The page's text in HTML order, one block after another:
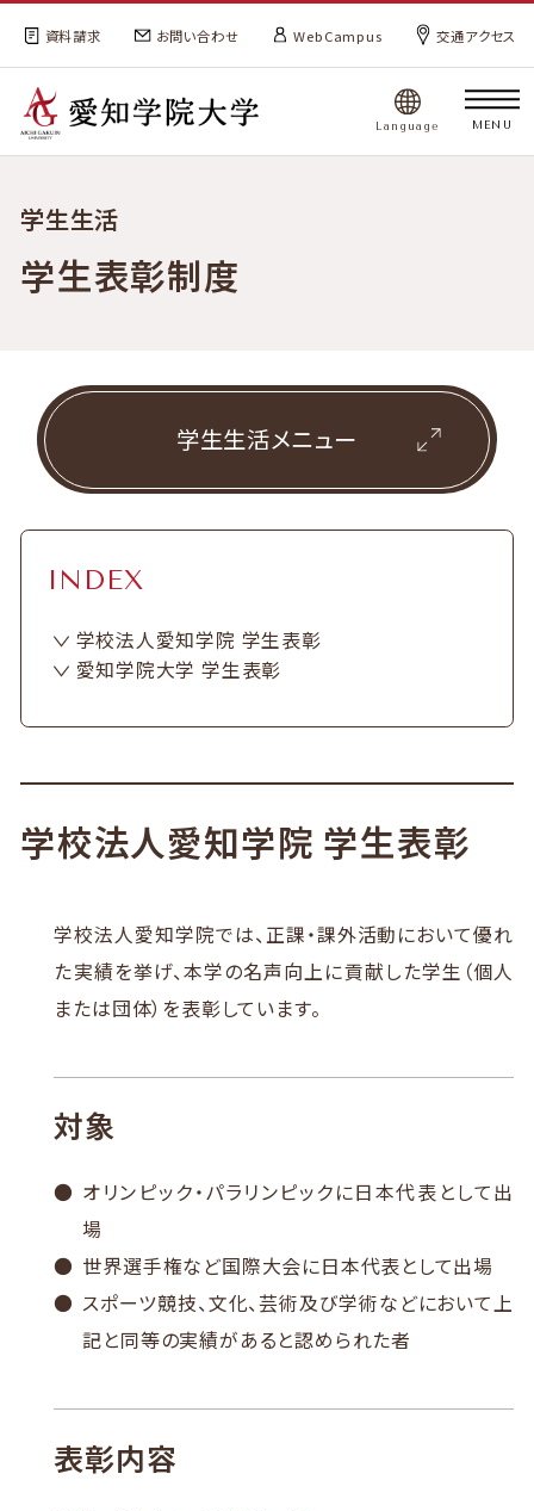
資料請求 お問い合わせ WebCampus 交通アクセス
Language MENU
学生生活
学生表彰制度
学生生活メニュー
INDEX
学校法人愛知学院 学生表彰
愛知学院大学 学生表彰
学校法人愛知学院 学生表彰
学校法人愛知学院では、正課・課外活動において優れ
た実績を挙げ、本学の名声向上に貢献した学生（個人
または団体）を表彰しています。
対象
オリンピック・パラリンピックに日本代表として出
場
世界選手権など国際大会に日本代表として出場
スポーツ競技、文化、芸術及び学術などにおいて上
記と同等の実績があると認められた者
表彰内容